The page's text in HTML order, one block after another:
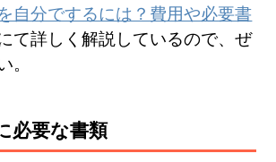
自分でするには？費用や必要書
て詳しく解説しているので、ぜ
。
必要な書類